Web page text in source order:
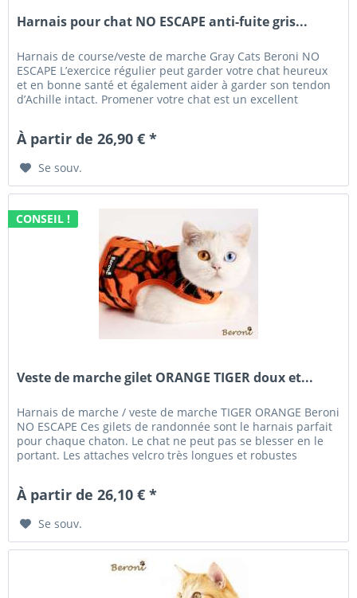
Harnais pour chat NO ESCAPE anti-fuite gris...
Harnais de course/veste de marche Gray Cats Beroni NO
ESCAPE L’exercice régulier peut garder votre chat heureux
et en bonne santé et également aider à garder son tendon
d’Achille intact. Promener votre chat est un excellent
À partir de 26,90 € *
Se souv.
CONSEIL !
Veste de marche gilet ORANGE TIGER doux et...
Harnais de marche / veste de marche TIGER ORANGE Beroni
NO ESCAPE Ces gilets de randonnée sont le harnais parfait
pour chaque chaton. Le chat ne peut pas se blesser en le
portant. Les attaches velcro très longues et robustes
À partir de 26,10 € *
Se souv.